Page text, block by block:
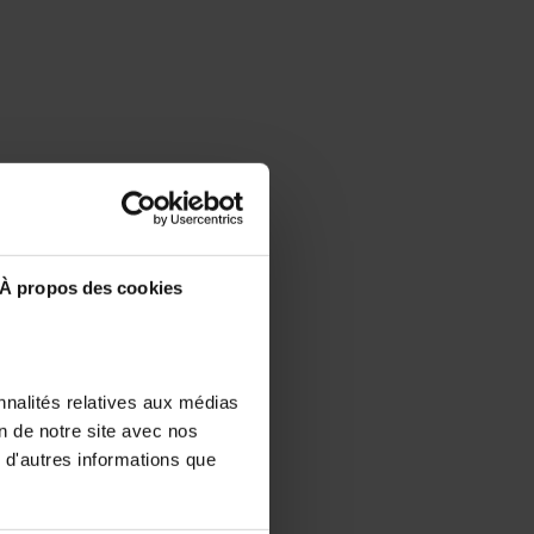
À propos des cookies
relatives aux médias
de notre site avec nos
informations que